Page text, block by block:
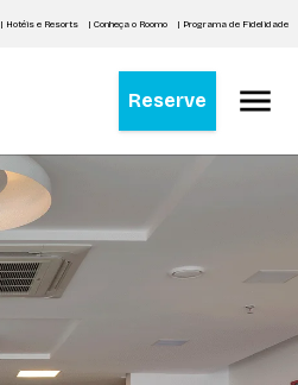
| Hotéis e Resorts | Conheça o Roomo | Programa de Fidelidade
Reserve